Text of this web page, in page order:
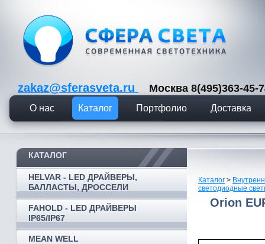
zakaz@sferasveta.ru Москва 8(495)363-
О нас Каталог Портфолио Доставка
КАТАЛОГ
HELVAR - LED ДРАЙВЕРЫ,
БАЛЛАСТЫ, ДРОССЕЛИ
FAHOLD - LED ДРАЙВЕРЫ
IP65/IP67
MEAN WELL
Каталог >
светодиодные
Orion